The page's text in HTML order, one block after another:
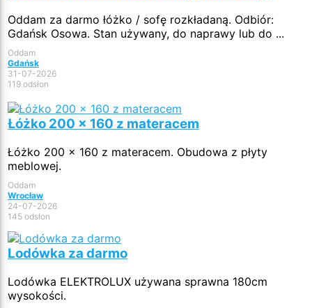
Oddam za darmo łóżko / sofę rozkładaną. Odbiór:
Gdańsk Osowa. Stan używany, do naprawy lub do ...
Oddam
Gdańsk
31-07-2026
119 odsłon
Łóżko 200 x 160 z materacem
Łóżko 200 x 160 z materacem. Obudowa z płyty
meblowej.
Oddam
Wrocław
24-07-2026
145 odsłon
Lodówka za darmo
Lodówka ELEKTROLUX używana sprawna 180cm
wysokości.